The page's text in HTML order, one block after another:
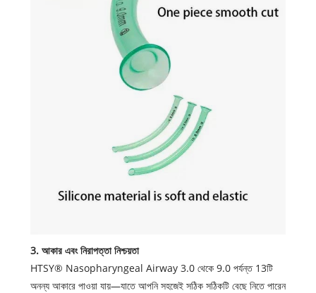
3. আকার এবং নিরাপত্তা নিশ্চয়তা
HTSY® Nasopharyngeal Airway 3.0 থেকে 9.0 পর্যন্ত 13টি
অনন্য আকারে পাওয়া যায়—যাতে আপনি সহজেই সঠিক সঠিকটি বেছে নিতে পারেন